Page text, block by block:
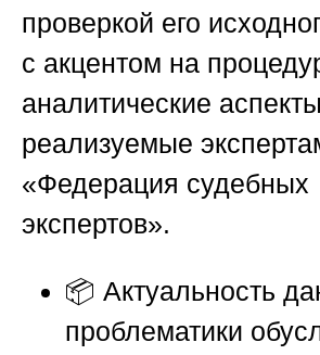
проверкой его
с акцентом на
аналитические
реализуемые
«Федерация судебных
экспертов».
📦 Актуальность
проблематики